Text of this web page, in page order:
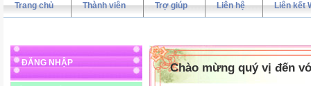
Trang chủ Thành viên Trợ giúp Liên hệ Liên kết
ĐĂNG NHẬP Chào mừng quý vị đến